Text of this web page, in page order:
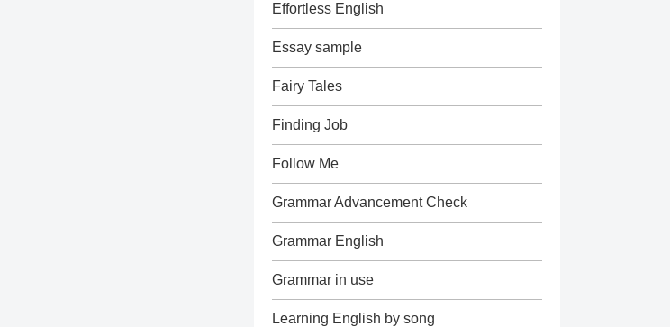
Effortless English
Essay sample
Fairy Tales
Finding Job
Follow Me
Grammar Advancement Check
Grammar English
Grammar in use
Learning English by song